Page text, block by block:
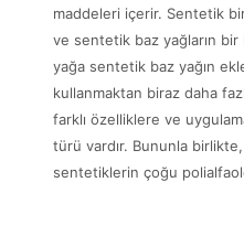
maddeleri içerir. Sentetik
ve sentetik baz yağların bir
yağa sentetik baz yağın
kullanmaktan biraz daha
farklı özelliklere ve
türü vardır. Bununla
sentetiklerin çoğu